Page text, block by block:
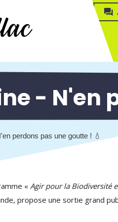
- N'en
perdons pas une goutte ! 💧
« Agir pour la Biodiversité
propose une sortie grand